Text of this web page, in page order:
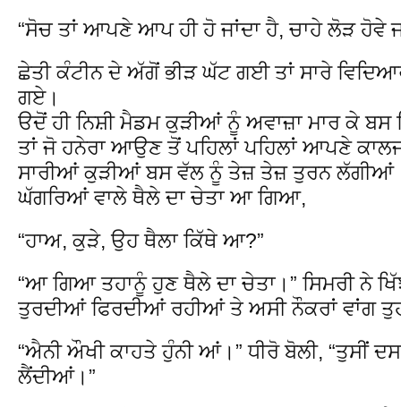
“ਸੋਚ ਤਾਂ ਆਪਣੇ ਆਪ ਹੀ ਹੋ ਜਾਂਦਾ ਹੈ, ਚਾਹੇ ਲੋੜ ਹੋਵੇ
ਛੇਤੀ ਕੰਟੀਨ ਦੇ ਅੱਗੋਂ ਭੀੜ ਘੱਟ ਗਈ ਤਾਂ ਸਾਰੇ
ਗਏ।
ੳਦੋਂ ਹੀ ਨਿਸ਼ੀ ਮੈਡਮ ਕੁੜੀਆਂ ਨੂੰ ਅਵਾਜ਼ਾ ਮਾਰ ਕੇ ਬਸ
ਤਾਂ ਜੋ ਹਨੇਰਾ ਆਉਣ ਤੋਂ ਪਹਿਲਾਂ ਪਹਿਲਾਂ ਆਪਣੇ
ਸਾਰੀਆਂ ਕੁੜੀਆਂ ਬਸ ਵੱਲ ਨੂੰ ਤੇਜ਼ ਤੇਜ਼ ਤੁਰਨ ਲੱਗੀਆਂ।
ਘੱਗਰਿਆਂ ਵਾਲੇ ਥੈਲੇ ਦਾ ਚੇਤਾ ਆ ਗਿਆ,
“ਹਾਅ, ਕੁੜੇ, ਉਹ ਥੈਲਾ ਕਿੱਥੇ ਆ?”
“ਆ ਗਿਆ ਤਹਾਨੂੰ ਹੁਣ ਥੈਲੇ ਦਾ ਚੇਤਾ।” ਸਿਮਰੀ ਨੇ
ਤੁਰਦੀਆਂ ਫਿਰਦੀਆਂ ਰਹੀਆਂ ਤੇ ਅਸੀ ਨੌਕਰਾਂ ਵਾਂਗ
“ਐਨੀ ਔਖੀ ਕਾਹਤੇ ਹੁੰਨੀ ਆਂ।” ਧੀਰੋ ਬੋਲੀ, “ਤੁਸੀਂ
ਲੈਂਦੀਆਂ।”